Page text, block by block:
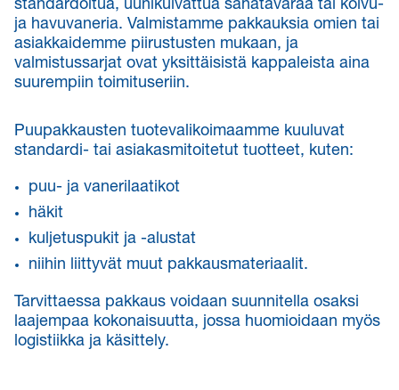
standardoitua, uunikuivattua sahatavaraa tai koivu-
ja havuvaneria. Valmistamme pakkauksia omien tai
asiakkaidemme piirustusten mukaan, ja
valmistussarjat ovat yksittäisistä kappaleista aina
suurempiin toimituseriin.
Puupakkausten tuotevalikoimaamme kuuluvat
standardi- tai asiakasmitoitetut tuotteet, kuten:
puu- ja vanerilaatikot
häkit
kuljetuspukit ja -alustat
niihin liittyvät muut pakkausmateriaalit.
Tarvittaessa pakkaus voidaan suunnitella osaksi
laajempaa kokonaisuutta, jossa huomioidaan myös
logistiikka ja käsittely.